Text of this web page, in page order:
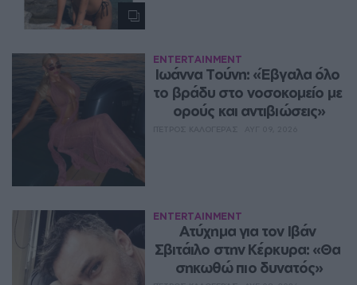
ENTERTAINMENT
Ιωάννα Τούνη: «Έβγαλα όλο
το βράδυ στο νοσοκομείο με
ορούς και αντιβιώσεις»
ENTERTAINMENT
Ατύχημα για τον Ιβάν
Σβιτάιλο στην Κέρκυρα: «Θα
σηκωθώ πιο δυνατός»